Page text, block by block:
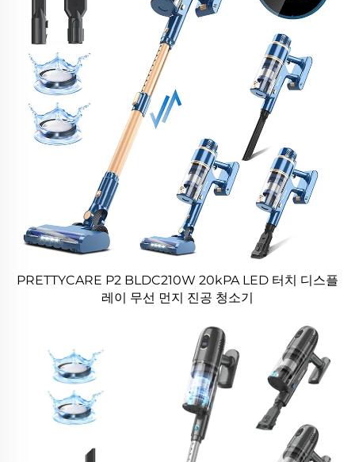
PRETTYCARE P2 BLDC210W 20kPA LED 터치 디스플
레이 무선 먼지 진공 청소기